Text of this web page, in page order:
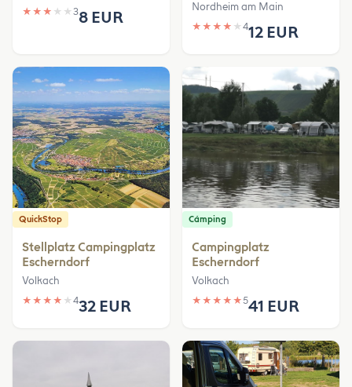
★ ★ ★ ★ ★ 38 EUR
Nordheim am Main
★ ★ ★ ★ ★ 412 EUR
QuickStop
Stellplatz Campingplatz
Escherndorf
Volkach
★ ★ ★ ★ ★ 432 EUR
Cámping
Campingplatz
Escherndorf
Volkach
★ ★ ★ ★ ★541 EUR